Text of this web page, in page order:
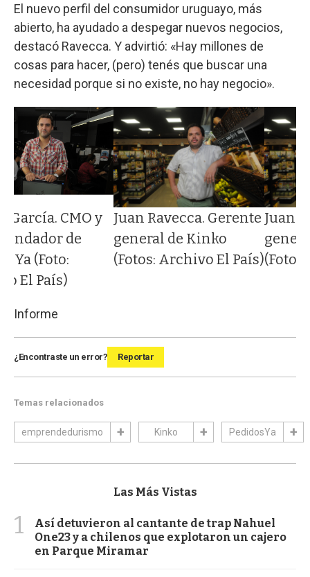
El nuevo perfil del consumidor uruguayo, más
abierto, ha ayudado a despegar nuevos negocios,
destacó Ravecca. Y advirtió: «Hay millones de
cosas para hacer, (pero) tenés que buscar una
necesidad porque si no existe, no hay negocio».
García. CMO y
de
(Foto:
El País)
Juan Ravecca. Gerente
general de Kinko
(Fotos: Archivo El País)
Juan
Informe
¿Encontraste un error? Reportar
Temas relacionados
emprendedurismo Kinko PedidosYa
Las Más Vistas
1
Así detuvieron al cantante de trap Nahuel
One23 y a chilenos que explotaron un cajero
en Parque Miramar